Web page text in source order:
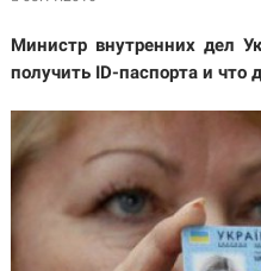
Министр внутренних дел
получить ID-паспорта и что